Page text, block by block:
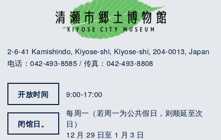
2-6-41 Kamishindo, Kiyose-shi, Kiyose-shi, 204-0013, Japan
电话：042-493-8585 / 传真：042-493-8808
开放时间 9:00-17:00
闭馆日。
每周一（若周一为公共假日，则顺延至次
日）
12 月 29 日至 1 月 3 日